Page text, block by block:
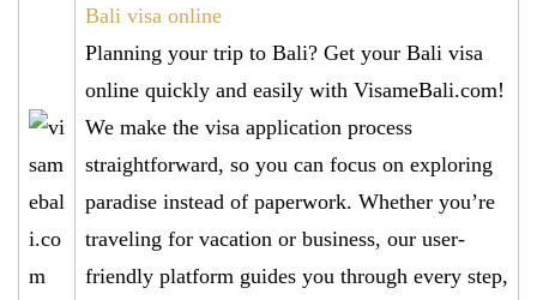
Bali visa online
Planning your trip to Bali? Get your Bali visa
online quickly and easily with VisameBali.com!
We make the visa application process
straightforward, so you can focus on exploring
paradise instead of paperwork. Whether you’re
traveling for vacation or business, our user-
friendly platform guides you through every step,